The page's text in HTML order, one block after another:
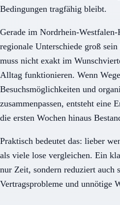
Bedingungen tragfähig bleibt.
Gerade im Nordrhein-
regionale Unterschiede groß
muss nicht exakt im
Alltag funktionieren. Wenn
Besuchsmöglichkeiten und
zusammenpassen, entsteht eine
die ersten Wochen hinaus
Praktisch bedeutet das: lieber
als viele lose vergleichen. Ein
nur Zeit, sondern reduziert auch
Vertragsprobleme und unnötige